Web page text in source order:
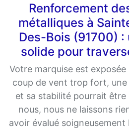
Renforcement
métalliques à
Des-Bois (91700) :
solide pour
Votre marquise est
coup de vent trop fort,
et sa stabilité pourrait être
nous, nous ne laissons
avoir évalué